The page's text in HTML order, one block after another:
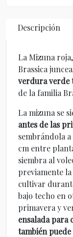
Descripción
La Mizuna
Brassica
verdura verde
de la familia
La mizuna se
antes de las
sembrándola
cm entre
siembra al
previamente
cultivar
bajo techo en
primavera y
ensalada para
también